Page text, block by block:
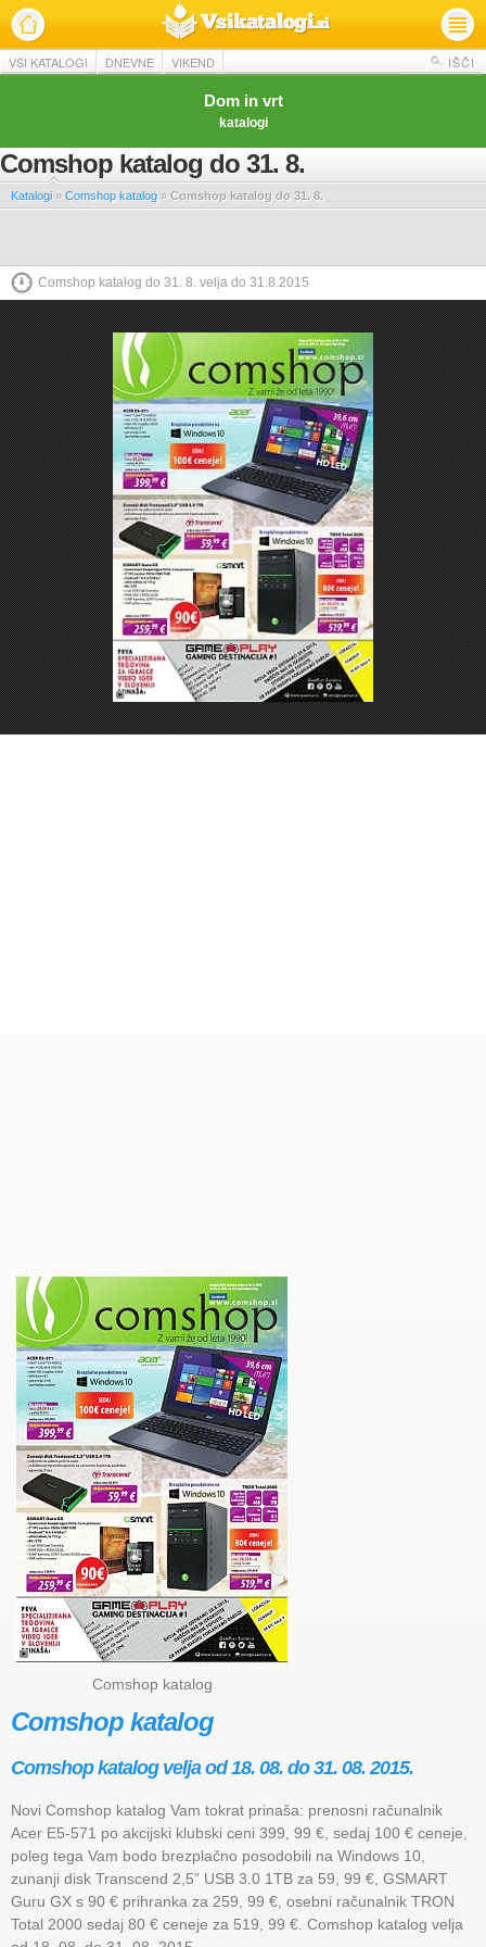
VSI KATALOGI DNEVNE VIKEND IŠČI
Dom in vrt
katalogi
Comshop katalog do 31. 8.
Katalogi » Comshop katalog » Comshop katalog do 31. 8.
Comshop katalog do 31. 8. velja do 31.8.2015
Comshop katalog
Comshop katalog
Comshop katalog velja od 18. 08. do 31. 08. 2015.
Novi Comshop katalog Vam tokrat prinaša: prenosni računalnik
Acer E5-571 po akcijski klubski ceni 399, 99 €, sedaj 100 € ceneje,
poleg tega Vam bodo brezplačno posodobili na Windows 10,
zunanji disk Transcend 2,5” USB 3.0 1TB za 59, 99 €, GSMART
Guru GX s 90 € prihranka za 259, 99 €, osebni računalnik TRON
Total 2000 sedaj 80 € ceneje za 519, 99 €. Comshop katalog velja